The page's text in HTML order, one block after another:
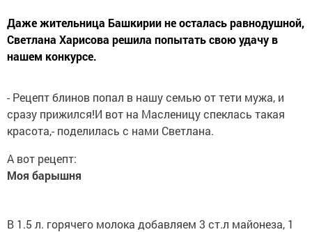
Даже жительница Башкирии не осталась равнодушной,
Светлана Харисова решила попытать свою удачу в
нашем конкурсе.
- Рецепт блинов попал в нашу семью от тети мужа, и
сразу прижился!И вот на Масленицу спеклась такая
красота,- поделилась с нами Светлана.
А вот рецепт:
Моя барышня
В 1.5 л. горячего молока добавляем 3 ст.л майонеза, 1